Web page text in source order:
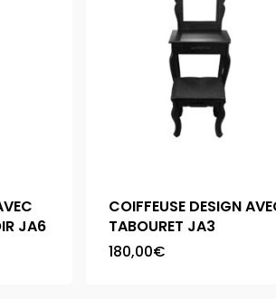
JA6
COIFFEUSE DESIGN
TABOURET JA3
180,00€